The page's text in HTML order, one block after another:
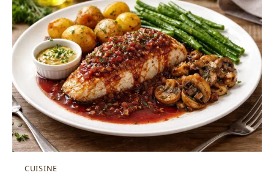
CUISINE